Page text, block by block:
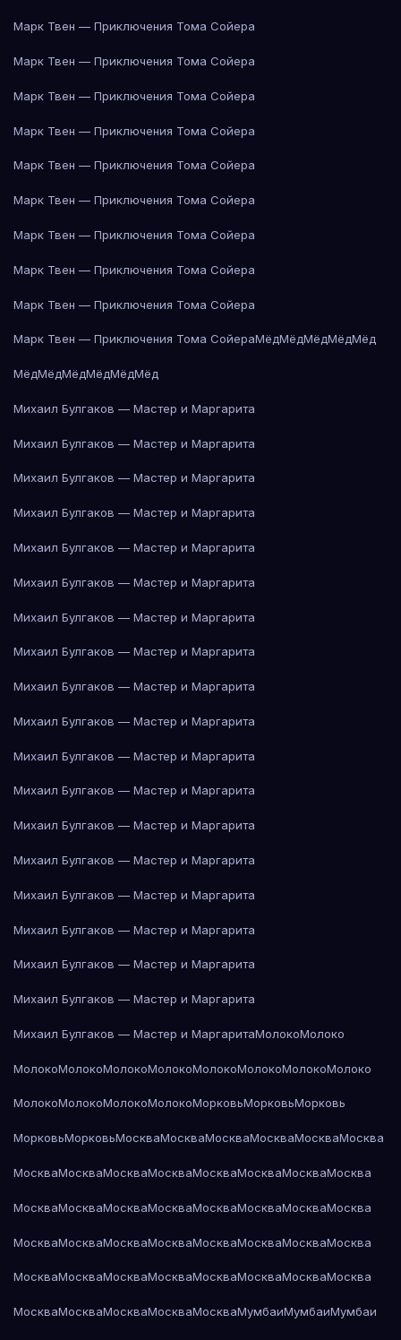
Марк Твен — Приключения Тома Сойера
Марк Твен — Приключения Тома Сойера
Марк Твен — Приключения Тома Сойера
Марк Твен — Приключения Тома Сойера
Марк Твен — Приключения Тома Сойера
Марк Твен — Приключения Тома Сойера
Марк Твен — Приключения Тома Сойера
Марк Твен — Приключения Тома Сойера
Марк Твен — Приключения Тома Сойера
Марк Твен — Приключения Тома СойераМёдМёдМёдМёдМёд
МёдМёдМёдМёдМёдМёд
Михаил Булгаков — Мастер и Маргарита
Михаил Булгаков — Мастер и Маргарита
Михаил Булгаков — Мастер и Маргарита
Михаил Булгаков — Мастер и Маргарита
Михаил Булгаков — Мастер и Маргарита
Михаил Булгаков — Мастер и Маргарита
Михаил Булгаков — Мастер и Маргарита
Михаил Булгаков — Мастер и Маргарита
Михаил Булгаков — Мастер и Маргарита
Михаил Булгаков — Мастер и Маргарита
Михаил Булгаков — Мастер и Маргарита
Михаил Булгаков — Мастер и Маргарита
Михаил Булгаков — Мастер и Маргарита
Михаил Булгаков — Мастер и Маргарита
Михаил Булгаков — Мастер и Маргарита
Михаил Булгаков — Мастер и Маргарита
Михаил Булгаков — Мастер и Маргарита
Михаил Булгаков — Мастер и Маргарита
Михаил Булгаков — Мастер и МаргаритаМолокоМолоко
МолокоМолокоМолокоМолокоМолокоМолокоМолокоМолоко
МолокоМолокоМолокоМолокоМорковьМорковьМорковь
МорковьМорковьМоскваМоскваМоскваМоскваМоскваМосква
МоскваМоскваМоскваМоскваМоскваМоскваМоскваМосква
МоскваМоскваМоскваМоскваМоскваМоскваМоскваМосква
МоскваМоскваМоскваМоскваМоскваМоскваМоскваМосква
МоскваМоскваМоскваМоскваМоскваМоскваМоскваМосква
МоскваМоскваМоскваМоскваМоскваМумбаиМумбаиМумбаи